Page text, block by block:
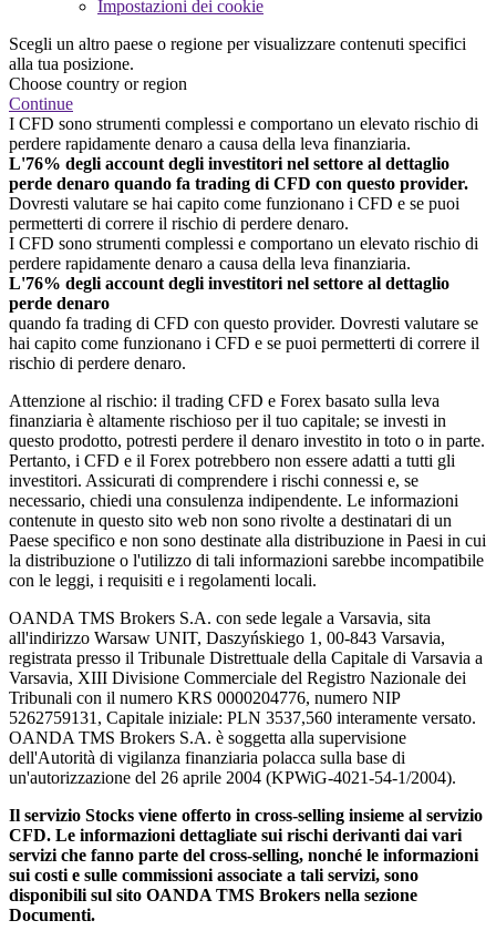
Impostazioni dei cookie
Scegli un altro paese o regione per visualizzare contenuti specifici
alla tua posizione.
Choose country or region
Continue
I CFD sono strumenti complessi e comportano un elevato rischio di
perdere rapidamente denaro a causa della leva finanziaria.
L'76% degli account degli investitori nel settore al dettaglio
perde denaro quando fa trading di CFD con questo provider.
Dovresti valutare se hai capito come funzionano i CFD e se puoi
permetterti di correre il rischio di perdere denaro.
I CFD sono strumenti complessi e comportano un elevato rischio di
perdere rapidamente denaro a causa della leva finanziaria.
L'76% degli account degli investitori nel settore al dettaglio
perde denaro
quando fa trading di CFD con questo provider. Dovresti valutare se
hai capito come funzionano i CFD e se puoi permetterti di correre il
rischio di perdere denaro.
Attenzione al rischio: il trading CFD e Forex basato sulla leva
finanziaria è altamente rischioso per il tuo capitale; se investi in
questo prodotto, potresti perdere il denaro investito in toto o in parte.
Pertanto, i CFD e il Forex potrebbero non essere adatti a tutti gli
investitori. Assicurati di comprendere i rischi connessi e, se
necessario, chiedi una consulenza indipendente. Le informazioni
contenute in questo sito web non sono rivolte a destinatari di un
Paese specifico e non sono destinate alla distribuzione in Paesi in cui
la distribuzione o l'utilizzo di tali informazioni sarebbe incompatibile
con le leggi, i requisiti e i regolamenti locali.
OANDA TMS Brokers S.A. con sede legale a Varsavia, sita
all'indirizzo Warsaw UNIT, Daszyńskiego 1, 00-843 Varsavia,
registrata presso il Tribunale Distrettuale della Capitale di Varsavia a
Varsavia, XIII Divisione Commerciale del Registro Nazionale dei
Tribunali con il numero KRS 0000204776, numero NIP
5262759131, Capitale iniziale: PLN 3537,560 interamente versato.
OANDA TMS Brokers S.A. è soggetta alla supervisione
dell'Autorità di vigilanza finanziaria polacca sulla base di
un'autorizzazione del 26 aprile 2004 (KPWiG-4021-54-1/2004).
Il servizio Stocks viene offerto in cross-selling insieme al servizio
CFD. Le informazioni dettagliate sui rischi derivanti dai vari
servizi che fanno parte del cross-selling, nonché le informazioni
sui costi e sulle commissioni associate a tali servizi, sono
disponibili sul sito OANDA TMS Brokers nella sezione
Documenti.